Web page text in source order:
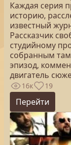
Каждая серия
историю,
известный
Рассказчик
студийному
собранным
эпизод,
двигатель
16к 19
Перейти